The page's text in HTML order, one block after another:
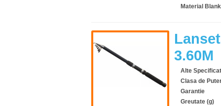
Material Blank
3.60M
Alte
Clasa de
Garantie
Greutate (g)